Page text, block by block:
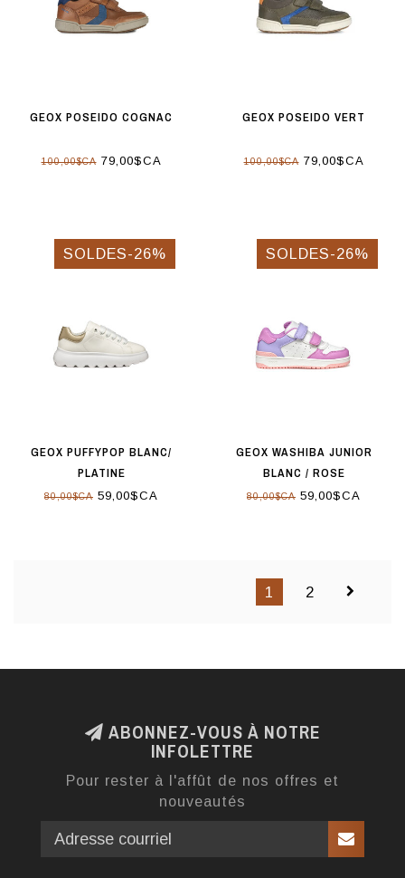
GEOX POSEIDO COGNAC
100,00$CA79,00$CA
GEOX POSEIDO VERT
100,00$CA79,00$CA
SOLDES-26%
GEOX PUFFYPOP BLANC/
PLATINE
80,00$CA 59,00$CA
SOLDES-26%
GEOX WASHIBA JUNIOR
BLANC / ROSE
80,00$CA 59,00$CA
1 2
ABONNEZ-VOUS À NOTRE
INFOLETTRE
Pour rester à l'affût de nos offres et
nouveautés